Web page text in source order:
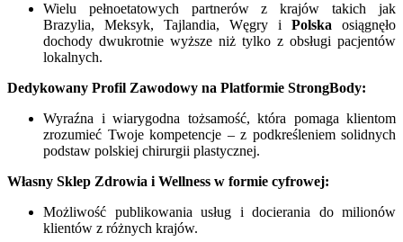
Wielu pełnoetatowych partnerów z krajów takich jak
Brazylia, Meksyk, Tajlandia, Węgry i Polska osiągnęło
dochody dwukrotnie wyższe niż tylko z obsługi pacjentów
lokalnych.
Dedykowany Profil Zawodowy na Platformie StrongBody:
Wyraźna i wiarygodna tożsamość, która pomaga klientom
zrozumieć Twoje kompetencje – z podkreśleniem solidnych
podstaw polskiej chirurgii plastycznej.
Własny Sklep Zdrowia i Wellness w formie cyfrowej:
Możliwość publikowania usług i docierania do milionów
klientów z różnych krajów.